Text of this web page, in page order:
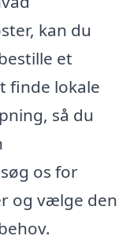
kan du
et
finde lokale
så du
os for
og vælge den